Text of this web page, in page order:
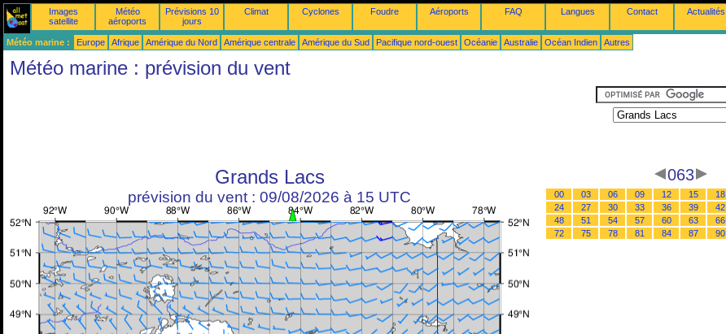
Images
satellite
Météo
aéroports
Prévisions 10
jours
Climat Cyclones Foudre Aéroports FAQ Langues Contact Actualités
Météo marine : Europe Afrique Amérique du Nord Amérique centrale Amérique du Sud Pacifique nord-ouest Océanie Australie Océan Indien Autres
Météo marine : prévision du vent
Grands Lacs
prévision du vent : 09/08/2026 à 15 UTC
063
00 03 06 09 12 15 18
24
27 30 33 36 39 42
48
51 54 57 60 63 66
72
75 78 81 84 87 90